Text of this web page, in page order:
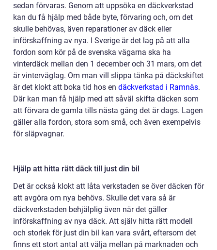
sedan förvaras. Genom att uppsöka en däckverkstad
kan du få hjälp med både byte, förvaring och, om det
skulle behövas, även reparationer av däck eller
införskaffning av nya.
I Sverige är det lag på att alla
fordon som kör på de svenska vägarna ska ha
vinterdäck mellan den 1 december och 31 mars, om det
är vinterväglag. Om man vill slippa tänka på däckskiftet
är det klokt att boka tid hos en däckverkstad i Ramnäs.
Där kan man få hjälp med att såväl skifta däcken som
att förvara de gamla tills nästa gång det är dags. Lagen
gäller alla fordon, stora som små, och även exempelvis
för släpvagnar.
Hjälp att hitta rätt däck till just din bil
Det är också klokt att låta verkstaden se över däcken för
att avgöra om nya behövs. Skulle det vara så är
däckverkstaden behjälplig även när det gäller
införskaffning av nya däck. Att själv hitta rätt modell
och storlek för just din bil kan vara svårt, eftersom det
finns ett stort antal att välja mellan på marknaden och